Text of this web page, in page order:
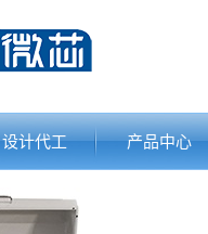
设计代工 产品中心